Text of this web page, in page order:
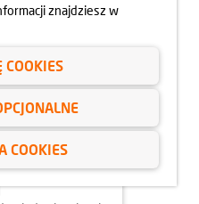
ŚWIATA DZIECI
znajdziesz w
COOKIES
COOKIES